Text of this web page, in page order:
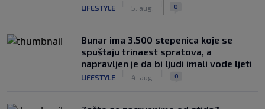
LIFESTYLE 5. aug. 0
Bunar imа 3.500 stepenica koje se
spuštaju trinaest spratova, a
napravljen je da bi ljudi imali vode ljeti
LIFESTYLE 4. aug. 0